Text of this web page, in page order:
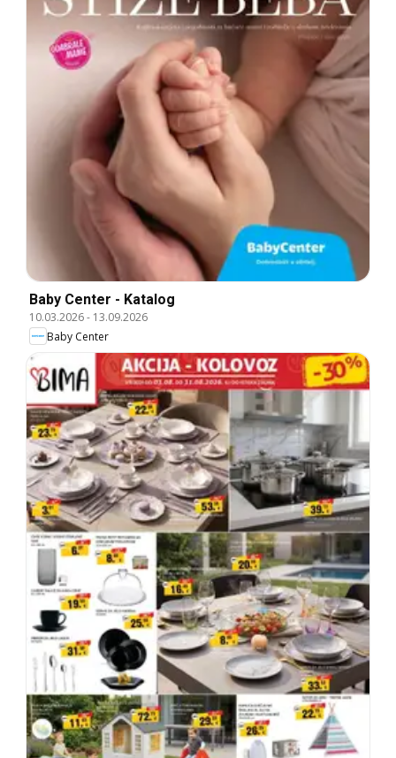
Baby Center - Katalog
10.03.2026- 13.09.2026
Baby Center